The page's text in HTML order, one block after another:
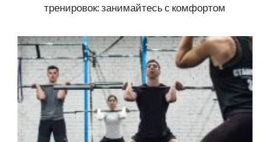
тренировок: занимайтесь с комфортом